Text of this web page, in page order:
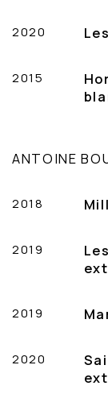
2020
2015
ANTOINE
2018
2019
2019
2020